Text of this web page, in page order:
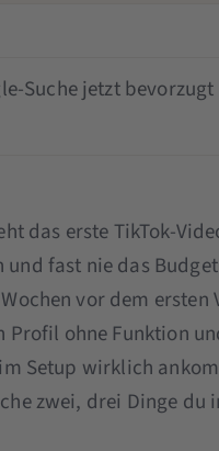
Suche jetzt
das erste TikTok-
fast nie das
vor dem ersten
ohne Funktion
Setup wirklich
zwei, drei Dinge du